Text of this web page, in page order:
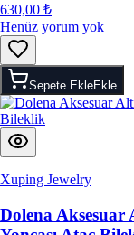
630,00 ₺
Henüz yorum yok
Sepete EkleEkle
Xuping Jewelry
Dolena